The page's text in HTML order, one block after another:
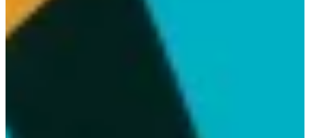
Eventos